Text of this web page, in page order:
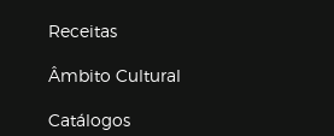
Receitas
Âmbito Cultural
Catálogos